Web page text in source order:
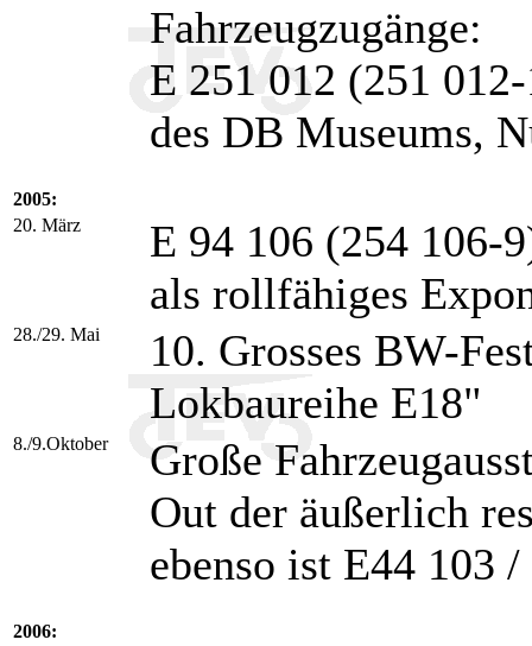
Fahrzeugzugänge:
E 251 012 (251
des DB Museums,
2005:
20. März
E 94 106 (254 106-
als rollfähiges
28./29. Mai
10. Grosses BW-
Lokbaureihe E18"
8./9.Oktober
Große
Out der äußerlich
ebenso ist E44 103
2006: